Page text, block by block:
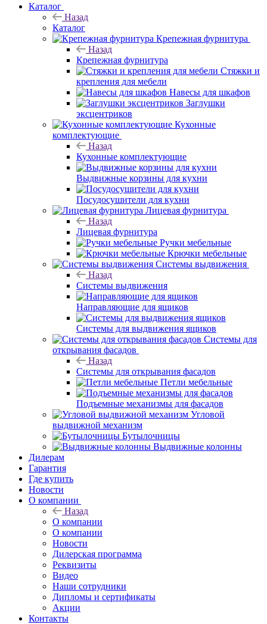
Каталог
Назад
Каталог
Крепежная фурнитура
Назад
Крепежная фурнитура
Стяжки и
крепления для мебели
Навесы для шкафов
Заглушки
эксцентриков
Кухонные
комплектующие
Назад
Кухонные комплектующие
Выдвижные корзины для кухни
Посудосушители для кухни
Лицевая фурнитура
Назад
Лицевая фурнитура
Ручки мебельные
Крючки мебельные
Системы выдвижения
Назад
Системы выдвижения
Направляющие для ящиков
Системы для выдвижения ящиков
Системы для
открывания фасадов
Назад
Системы для открывания фасадов
Петли мебельные
Подъемные механизмы для фасадов
Угловой
выдвижной механизм
Бутылочницы
Выдвижные колонны
Дилерам
Гарантия
Где купить
Новости
О компании
Назад
О компании
О компании
Новости
Дилерская программа
Реквизиты
Видео
Наши сотрудники
Дипломы и сертификаты
Акции
Контакты